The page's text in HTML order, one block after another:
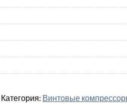
Категория: Винтовые